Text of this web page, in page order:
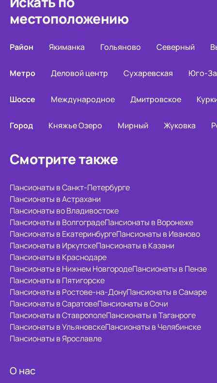
местоположению
Район Якиманка Гольяново Северный
Метро Деловой центр Сухаревская Юго-
Шоссе Международное Дмитровское
Город Княжье Озеро Мирный Жуковка
Смотрите также
Пансионаты в Санкт-Петербурге
Пансионаты в Астрахани
Пансионаты во Владивостоке
Пансионаты в ВолгоградеПансионаты в Воронеже
Пансионаты в ЕкатеринбургеПансионаты в Иваново
Пансионаты в ИркутскеПансионаты в Казани
Пансионаты в Краснодаре
Пансионаты в Нижнем НовгородеПансионаты в Пензе
Пансионаты в Пятигорске
Пансионаты в Ростове-на-ДонуПансионаты в Самаре
Пансионаты в СаратовеПансионаты в Сочи
Пансионаты в СтаврополеПансионаты в Таганроге
Пансионаты в УльяновскеПансионаты в Челябинске
Пансионаты в Ярославле
О нас